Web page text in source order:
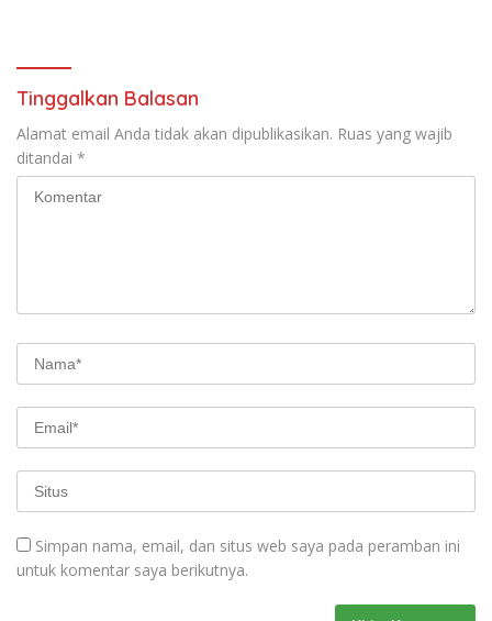
Tinggalkan Balasan
Alamat email Anda tidak akan dipublikasikan. Ruas yang wajib
ditandai *
Simpan nama, email, dan situs web saya pada peramban ini
untuk komentar saya berikutnya.